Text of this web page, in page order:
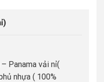
Panama vải nỉ(
nhựa ( 100%